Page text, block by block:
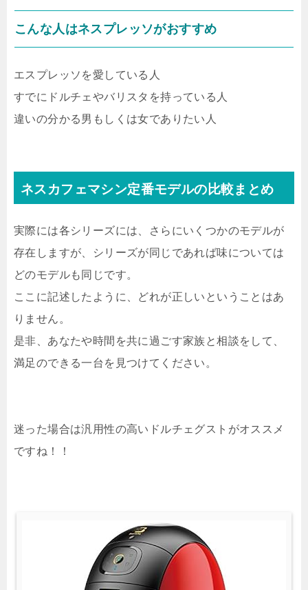
こんな人はネスプレッソがおすすめ
エスプレッソを愛している人
すでにドルチェやバリスタを持っている人
違いの分かる男もしくは女でありたい人
ネスカフェマシン定番モデルの比較まとめ
実際には各シリーズには、さらにいくつかのモデルが
存在しますが、シリーズが同じであれば味については
どのモデルも同じです。
ここに記述したように、どれが正しいということはあ
りません。
是非、あなたや時間を共に過ごす家族と相談をして、
満足のできる一台を見つけてください。
迷った場合は汎用性の高いドルチェグストがオススメ
ですね！！